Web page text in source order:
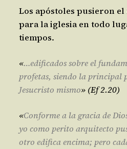
Los apóstoles pusieron
para la iglesia en todo
tiempos.
«…edificados sobre el
profetas, siendo la principal
Jesucristo mismo» (Ef 2.20)
«Conforme a la gracia de
yo como perito arquitecto
otro edifica encima; pero